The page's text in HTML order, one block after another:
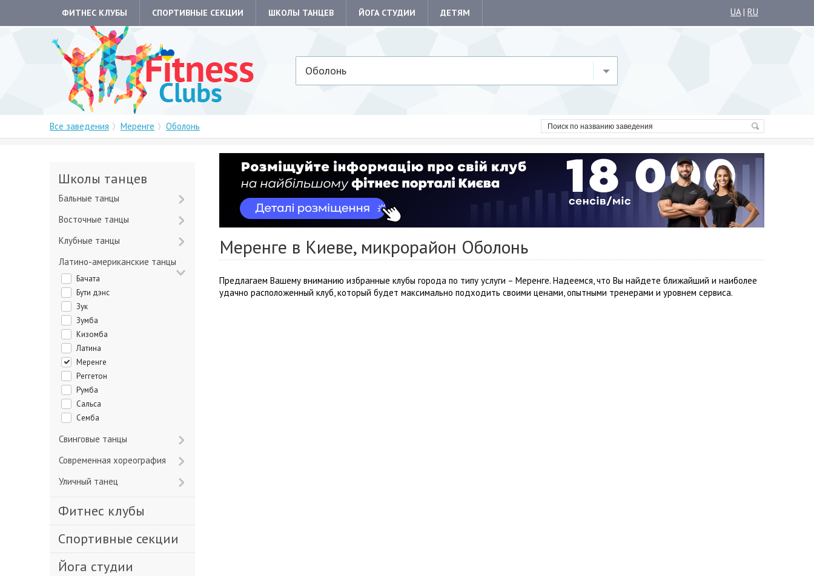
ФИТНЕС КЛУБЫ СПОРТИВНЫЕ СЕКЦИИ ШКОЛЫ ТАНЦЕВ ЙОГА СТУДИИ ДЕТЯМ UA| RU
Оболонь
Все заведения Меренге Оболонь
Меренге в Киеве, микрорайон Оболонь
Предлагаем Вашему вниманию избранные клубы города по типу услуги – Меренге. Надеемся, что Вы найдете ближайший и наиболее
удачно расположенный клуб, который будет максимально подходить своими ценами, опытными тренерами и уровнем сервиса.
Школы танцев
Бальные танцы
Восточные танцы
Клубные танцы
Латино-американские танцы
Бачата
Бути дэнс
Зук
Зумба
Кизомба
Латина
Меренге
Реггетон
Румба
Сальса
Семба
Свинговые танцы
Современная хореография
Уличный танец
Фитнес клубы
Спортивные секции
Йога студии